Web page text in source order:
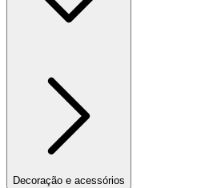
Decoração e acessórios